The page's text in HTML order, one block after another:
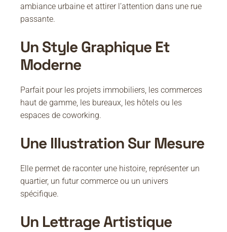
ambiance urbaine et attirer l’attention dans une rue
passante.
Un Style Graphique Et
Moderne
Parfait pour les projets immobiliers, les commerces
haut de gamme, les bureaux, les hôtels ou les
espaces de coworking.
Une Illustration Sur Mesure
Elle permet de raconter une histoire, représenter un
quartier, un futur commerce ou un univers
spécifique.
Un Lettrage Artistique